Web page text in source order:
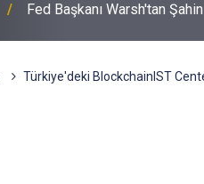
Fed Başkanı Warsh'tan
Türkiye'deki BlockchainIST